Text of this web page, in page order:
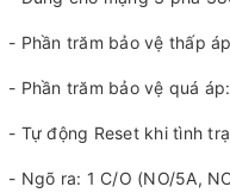
- Phần trăm bảo vệ thấp
- Phần trăm bảo vệ quá
- Tự động Reset khi tình
- Ngõ ra: 1 C/O (NO/5A,